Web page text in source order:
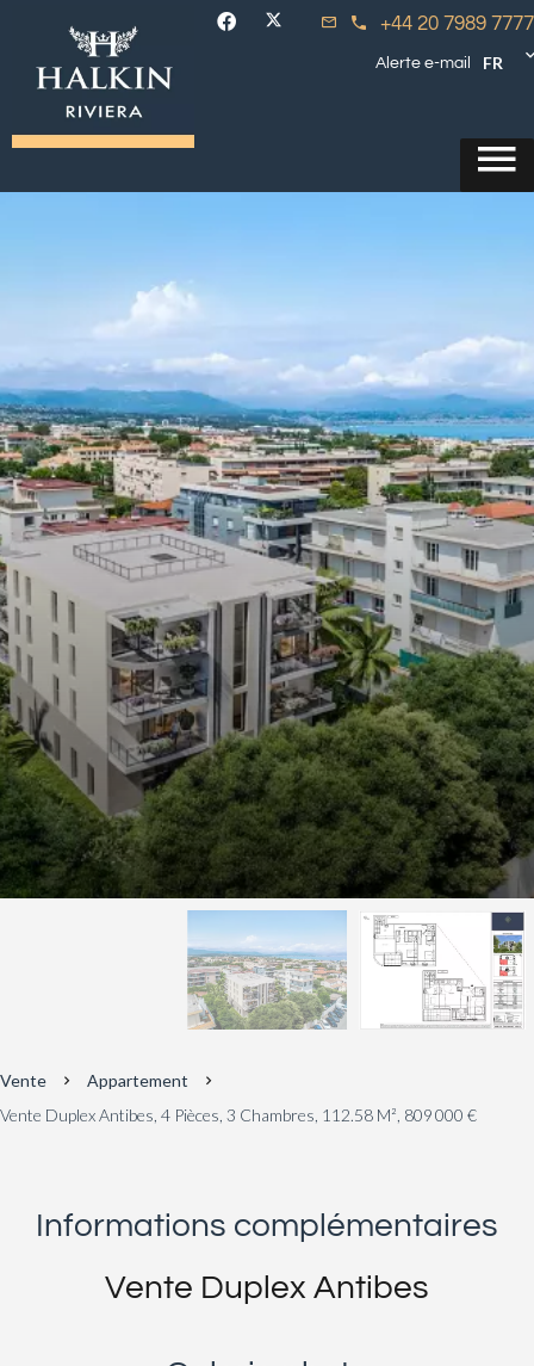
+44 20 7989 7777
Alerte e-mail FR
Vente
Appartement
Vente Duplex Antibes, 4 Pièces, 3 Chambres, 112.58 M², 809 000 €
Informations complémentaires
Vente Duplex Antibes